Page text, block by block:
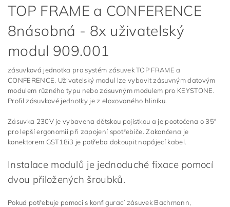
TOP FRAME a CONFERENCE
8násobná - 8x uživatelský
modul 909.001
zásuvková jednotka pro systém zásuvek TOP FRAME a
CONFERENCE. Uživatelský modul lze vybavit zásuvným datovým
modulem různého typu nebo zásuvným modulem pro KEYSTONE.
Profil zásuvkové jednotky je z eloxovaného hliníku.
Zásuvka 230V je vybavena dětskou pojistkou a je pootočena o 35°
pro lepší ergonomii při zapojení spotřebiče. Zakončena je
konektorem GST18i3 je potřeba dokoupit napájecí kabel.
Instalace modulů je jednoduché fixace pomocí
dvou přiložených šroubků.
Pokud potřebuje pomoci s konfigurací zásuvek Bachmann,